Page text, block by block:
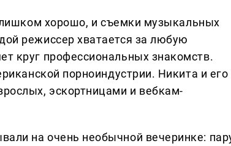
хорошо, и съемки музыкальных
режиссер хватается за любую
круг профессиональных знакомств.
порноиндустрии. Никита и его
эскортницами и вебкам-
на очень необычной вечеринке: